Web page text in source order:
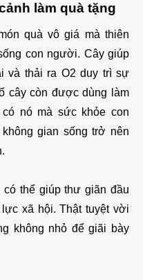
làm quà tặng
quà vô giá mà thiên
con người. Cây giúp
và thải ra O2 duy trì sự
cây còn được dùng làm
nó mà sức khỏe con
gian sống trở nên
có thể giúp thư giãn đầu
xã hội. Thật tuyệt vời
không nhỏ để giãi bày